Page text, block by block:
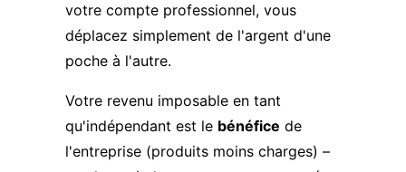
votre compte professionnel, vous
déplacez simplement de l'argent d'une
poche à l'autre.
Votre revenu imposable en tant
qu'indépendant est le bénéfice de
l'entreprise (produits moins charges) –